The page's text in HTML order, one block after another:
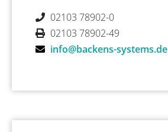
02103 78902-0
02103 78902-49
info@backens-systems.de